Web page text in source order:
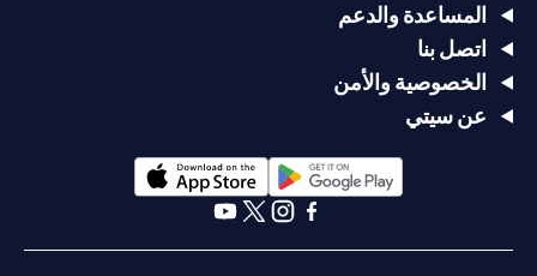
المساعدة والدعم
اتصل بنا
الخصوصية والأمن
عن سيتي
(opens in a new tab)